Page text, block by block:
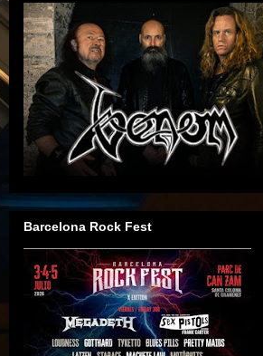
Barcelona Rock Fest